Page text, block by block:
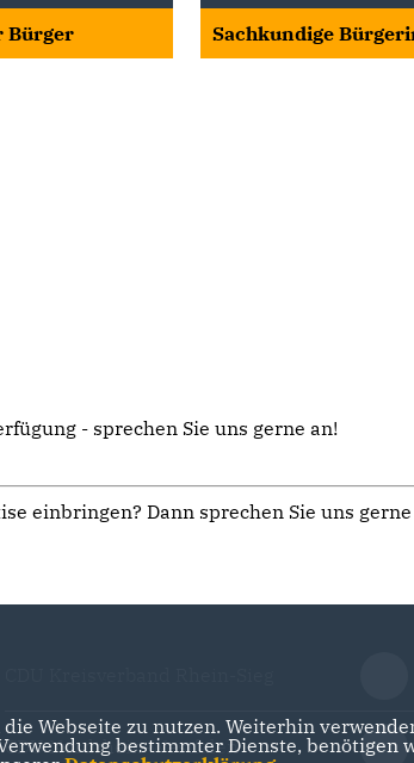
Bürger Sachkundige
- sprechen Sie uns gerne an!
einbringen? Dann sprechen Sie uns
CDU Nordrhein-Westfalen
Webseite zu nutzen. Weiterhin
bestimmter Dienste,